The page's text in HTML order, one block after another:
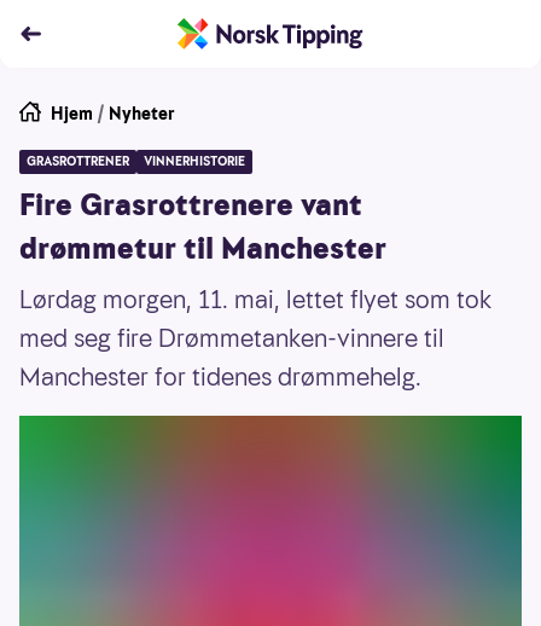
Hjem / Nyheter
GRASROTTRENER VINNERHISTORIE
Fire Grasrottrenere vant
drømmetur til Manchester
Lørdag morgen, 11. mai, lettet flyet som tok
med seg fire Drømmetanken-vinnere til
Manchester for tidenes drømmehelg.